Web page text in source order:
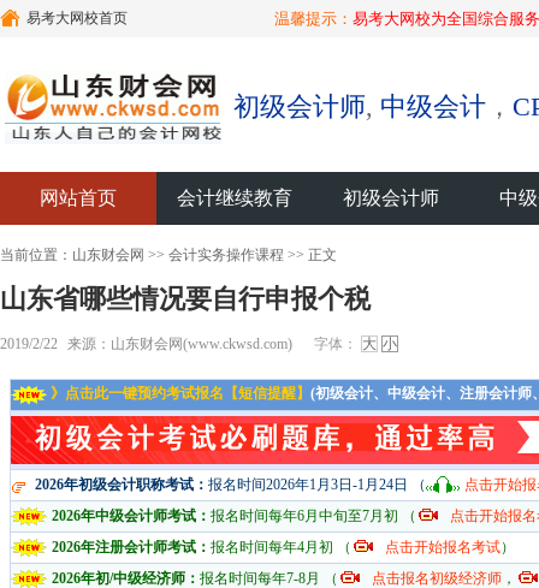
易考大网校首页 温馨提示： 易考大网校为全国综合服
初级会计师, 中级会计 ，
网站首页 会计继续教育 初级会计师 中
当前位置： 山东财会网 >> 会计实务操作课程 >> 正文
山东省哪些情况要自行申报个税
2019/2/22 来源：山东财会网(www.ckwsd.com) 字体： 大 小
》点击此一键预约考试报名【短信提醒】 (初级会计、中级会计、注册会计
2026年初级会计职称考试： 报名时间2026年1月3日-1月24日 （
点击开始
2026年中级会计师考试： 报名时间每年6月中旬至7月初 （
点击开始报
2026年注册会计师考试： 报名时间每年4月初 （ 点击开始报名考试）
2026年初/中级经济师： 报名时间每年7-8月 （ 点击报名初级经济师 ，